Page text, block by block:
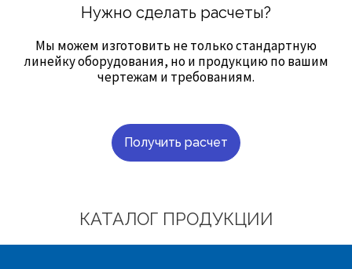
Нужно сделать расчеты?
Мы можем изготовить не только стандартную
линейку оборудования, но и продукцию по вашим
чертежам и требованиям.
Получить расчет
КАТАЛОГ ПРОДУКЦИИ